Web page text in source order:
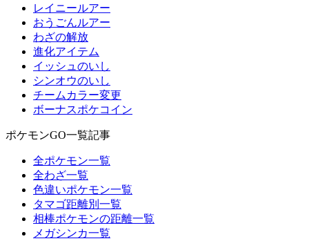
レイニールアー
おうごんルアー
わざの解放
進化アイテム
イッシュのいし
シンオウのいし
チームカラー変更
ボーナスポケコイン
ポケモンGO一覧記事
全ポケモン一覧
全わざ一覧
色違いポケモン一覧
タマゴ距離別一覧
相棒ポケモンの距離一覧
メガシンカ一覧